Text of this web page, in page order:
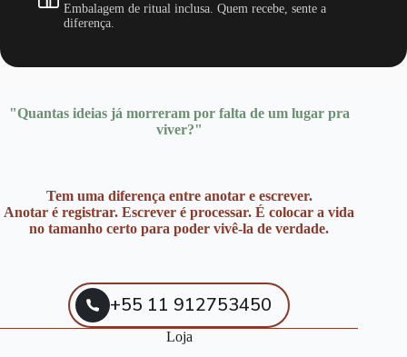
Embalagem de ritual inclusa. Quem recebe, sente a
diferença.
"Quantas ideias já morreram por falta de um lugar pra
viver?"
Tem uma diferença entre anotar e escrever.
Anotar é registrar. Escrever é processar. É colocar a vida
no tamanho certo para poder vivê-la de verdade.
+55 11 912753450
Loja